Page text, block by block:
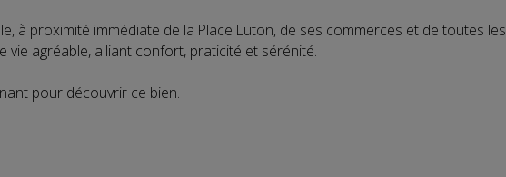
à proximité immédiate de la Place Luton, de ses commerces et de toutes les
agréable, alliant confort, praticité et sérénité.
pour découvrir ce bien.